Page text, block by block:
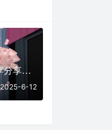
06月12日 | 2025年分享最新46个免费节点,SSR/V2ray/Shadowrocket/Clash订阅链接
2025-6-12